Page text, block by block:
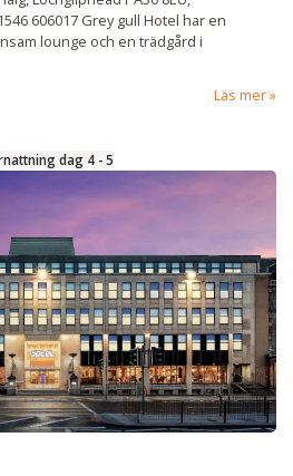
606017 Grey gull Hotel har en
lounge och en trädgård i
Läs mer
dag 4 - 5